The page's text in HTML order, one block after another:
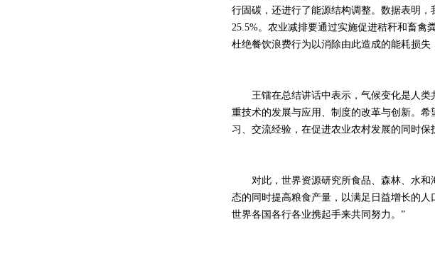
行固碳，还进行了能源结构调整。数据表明，
25.5%。农业减排要通过实施促进秸秆和畜禽
杜绝餐饮浪费行为以消除由此造成的能耗损失
王镭在总结讲话中表示，气候变化是人类
重技术的发展与应用、制度的改革与创新。
习、交流经验，在促进农业农村发展的同时保
对此，世界资源研究所食品、森林、水和
态的同时提高粮食产量，以满足日益增长的
世界各国各行各业携起手来共同努力。”